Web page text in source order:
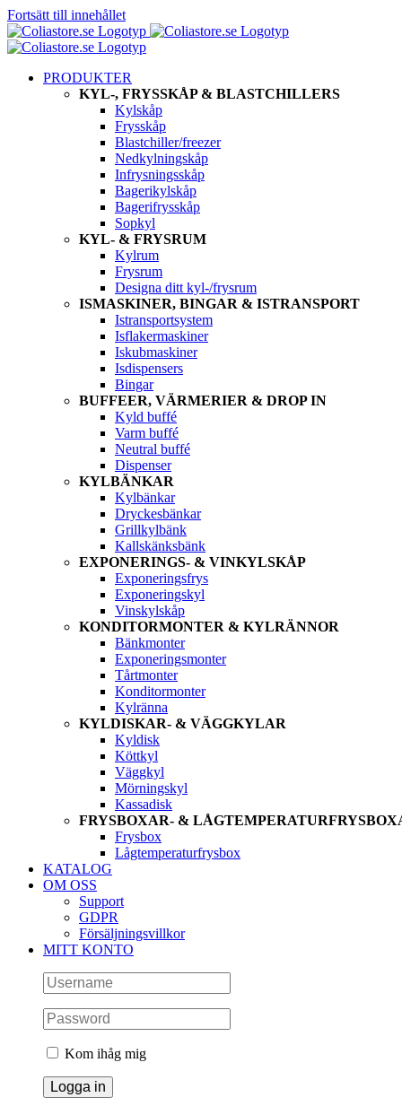
Fortsätt till innehållet
PRODUKTER
KYL-, FRYSSKÅP & BLASTCHILLERS
Kylskåp
Frysskåp
Blastchiller/freezer
Nedkylningskåp
Infrysningsskåp
Bagerikylskåp
Bagerifrysskåp
Sopkyl
KYL- & FRYSRUM
Kylrum
Frysrum
Designa ditt kyl-/frysrum
ISMASKINER, BINGAR & ISTRANSPORT
Istransportsystem
Isflakermaskiner
Iskubmaskiner
Isdispensers
Bingar
BUFFEER, VÄRMERIER & DROP IN
Kyld buffé
Varm buffé
Neutral buffé
Dispenser
KYLBÄNKAR
Kylbänkar
Dryckesbänkar
Grillkylbänk
Kallskänksbänk
EXPONERINGS- & VINKYLSKÅP
Exponeringsfrys
Exponeringskyl
Vinskylskåp
KONDITORMONTER & KYLRÄNNOR
Bänkmonter
Exponeringsmonter
Tårtmonter
Konditormonter
Kylränna
KYLDISKAR- & VÄGGKYLAR
Kyldisk
Köttkyl
Väggkyl
Mörningskyl
Kassadisk
FRYSBOXAR- &
Frysbox
Lågtemperaturfrysbox
KATALOG
OM OSS
Support
GDPR
Försäljningsvillkor
MITT KONTO
Kom ihåg mig